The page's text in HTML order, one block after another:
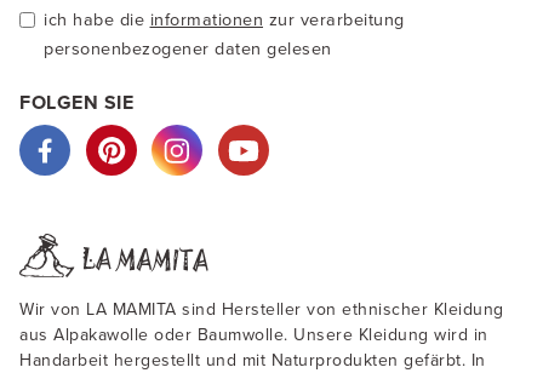
ich habe die informationen zur verarbeitung
personenbezogener daten gelesen
FOLGEN SIE
Wir von LA MAMITA sind Hersteller von ethnischer Kleidung
aus Alpakawolle oder Baumwolle. Unsere Kleidung wird in
Handarbeit hergestellt und mit Naturprodukten gefärbt. In